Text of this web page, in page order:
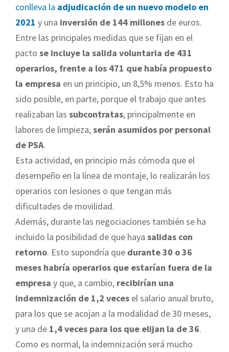
conlleva la adjudicación de un nuevo modelo en
2021 y una inversión de 144 millones de euros.
Entre las principales medidas que se fijan en el
pacto se incluye la salida voluntaria de 431
operarios, frente a los 471 que había propuesto
la empresa en un principio, un 8,5% menos. Esto ha
sido posible, en parte, porque el trabajo que antes
realizaban las subcontratas, principalmente en
labores de limpieza,serán asumidos por personal
de PSA.
Esta actividad, en principio más cómoda que el
desempeño en la línea de montaje, lo realizarán los
operarios con lesiones o que tengan más
dificultades de movilidad.
Además, durante las negociaciones también se ha
incluido la posibilidad de que haya salidas con
retorno. Esto supondría que durante 30 o 36
meses habría operarios que estarían fuera de la
empresa y que, a cambio, recibirían una
indemnización de 1,2 veces el salario anual bruto,
para los que se acojan a la modalidad de 30 meses,
y una de 1,4 veces para los que elijan la de 36.
Como es normal, la indemnización será mucho